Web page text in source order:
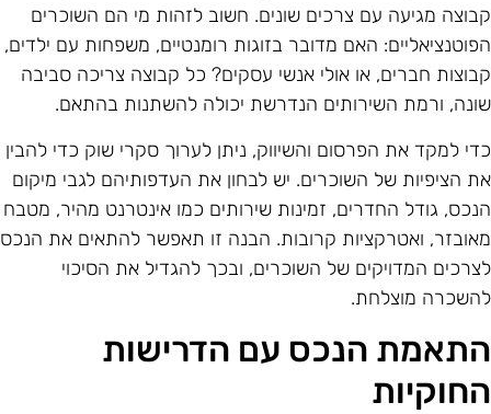
מגיעה עם צרכים שונים. חשוב לזהות מי הם השוכרים
האם מדובר בזוגות רומנטיים, משפחות עם ילדים,
חברים, או אולי אנשי עסקים? כל קבוצה צריכה סביבה
ורמת השירותים הנדרשת יכולה להשתנות בהתאם.
למקד את הפרסום והשיווק, ניתן לערוך סקרי שוק כדי להבין
הציפיות של השוכרים. יש לבחון את העדפותיהם לגבי מיקום
גודל החדרים, זמינות שירותים כמו אינטרנט מהיר, מטבח
ואטרקציות קרובות. הבנה זו תאפשר להתאים את הנכס
המדויקים של השוכרים, ובכך להגדיל את הסיכוי
מוצלחת.
הנכס עם הדרישות